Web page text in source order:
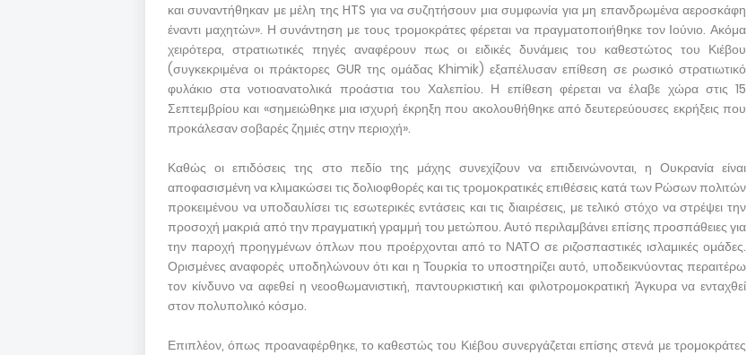
και συναντήθηκαν με μέλη της HTS για να συζητήσουν μια συμφωνία για μη επανδρωμένα αεροσκάφη
έναντι μαχητών». Η συνάντηση με τους τρομοκράτες φέρεται να πραγματοποιήθηκε τον Ιούνιο. Ακόμα
χειρότερα, στρατιωτικές πηγές αναφέρουν πως οι ειδικές δυνάμεις του καθεστώτος του Κιέβου
(συγκεκριμένα οι πράκτορες GUR της ομάδας Khimik) εξαπέλυσαν επίθεση σε ρωσικό στρατιωτικό
φυλάκιο στα νοτιοανατολικά προάστια του Χαλεπίου. Η επίθεση φέρεται να έλαβε χώρα στις 15
Σεπτεμβρίου και «σημειώθηκε μια ισχυρή έκρηξη που ακολουθήθηκε από δευτερεύουσες εκρήξεις που
προκάλεσαν σοβαρές ζημιές στην περιοχή».
Καθώς οι επιδόσεις της στο πεδίο της μάχης συνεχίζουν να επιδεινώνονται, η Ουκρανία είναι
αποφασισμένη να κλιμακώσει τις δολιοφθορές και τις τρομοκρατικές επιθέσεις κατά των Ρώσων πολιτών
προκειμένου να υποδαυλίσει τις εσωτερικές εντάσεις και τις διαιρέσεις, με τελικό στόχο να στρέψει την
προσοχή μακριά από την πραγματική γραμμή του μετώπου. Αυτό περιλαμβάνει επίσης προσπάθειες για
την παροχή προηγμένων όπλων που προέρχονται από το ΝΑΤΟ σε ριζοσπαστικές ισλαμικές ομάδες.
Ορισμένες αναφορές υποδηλώνουν ότι και η Τουρκία το υποστηρίζει αυτό, υποδεικνύοντας περαιτέρω
τον κίνδυνο να αφεθεί η νεοοθωμανιστική, παντουρκιστική και φιλοτρομοκρατική Άγκυρα να ενταχθεί
στον πολυπολικό κόσμο.
Επιπλέον, όπως προαναφέρθηκε, το καθεστώς του Κιέβου συνεργάζεται επίσης στενά με τρομοκράτες